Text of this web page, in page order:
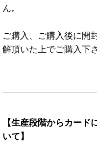
ん。
ご購入、ご購入後に開
解頂いた上でご購入下
【生産段階からカー
いて】